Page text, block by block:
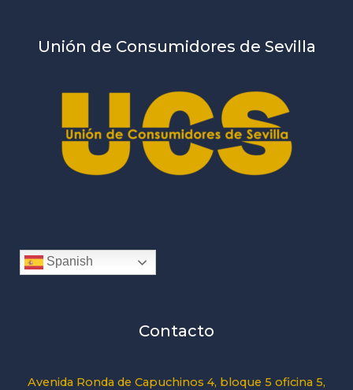
Unión de Consumidores de Sevilla
Spanish
Contacto
Avenida Ronda de Capuchinos 4, bloque 5 oficina 5,